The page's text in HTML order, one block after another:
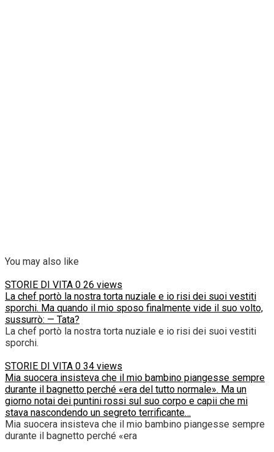
You may also like
STORIE DI VITA 0 26 views
La chef portò la nostra torta nuziale e io risi dei suoi vestiti
sporchi. Ma quando il mio sposo finalmente vide il suo volto,
sussurrò: — Tata?
La chef portò la nostra torta nuziale e io risi dei suoi vestiti
sporchi.
STORIE DI VITA 0 34 views
Mia suocera insisteva che il mio bambino piangesse sempre
durante il bagnetto perché «era del tutto normale». Ma un
giorno notai dei puntini rossi sul suo corpo e capii che mi
stava nascondendo un segreto terrificante…
Mia suocera insisteva che il mio bambino piangesse sempre
durante il bagnetto perché «era